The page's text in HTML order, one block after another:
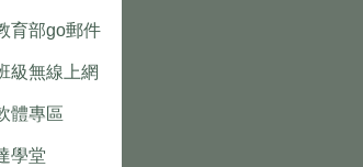
育部go郵件
級無線上網
體專區
學堂